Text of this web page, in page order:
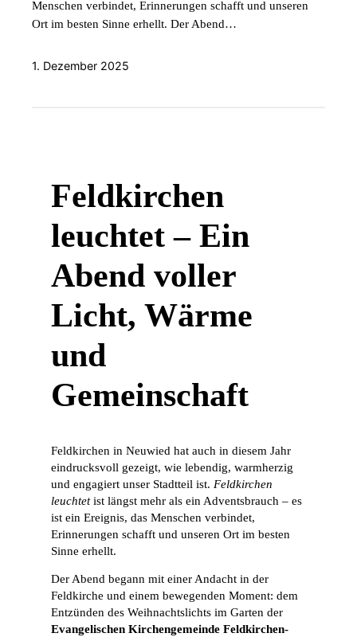
Menschen verbindet, Erinnerungen schafft und unseren
Ort im besten Sinne erhellt. Der Abend…
1. Dezember 2025
Feldkirchen
leuchtet – Ein
Abend voller
Licht, Wärme
und
Gemeinschaft
Feldkirchen in Neuwied hat auch in diesem Jahr
eindrucksvoll gezeigt, wie lebendig, warmherzig
und engagiert unser Stadtteil ist. Feldkirchen
leuchtetist längst mehr als ein Adventsbrauch – es
ist ein Ereignis, das Menschen verbindet,
Erinnerungen schafft und unseren Ort im besten
Sinne erhellt.
Der Abend begann mit einer Andacht in der
Feldkirche und einem bewegenden Moment: dem
Entzünden des Weihnachtslichts im Garten der
Evangelischen Kirchengemeinde Feldkirchen-